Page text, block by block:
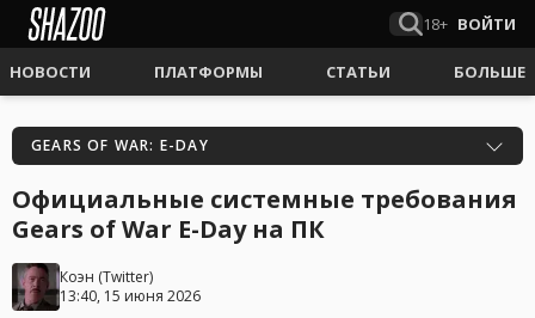
18+ ВОЙТИ
НОВОСТИ ПЛАТФОРМЫ СТАТЬИ БОЛЬШЕ
GEARS OF WAR: E-DAY
Официальные системные требования
Gears of War E-Day на ПК
Коэн (Twitter)
13:40, 15 июня 2026